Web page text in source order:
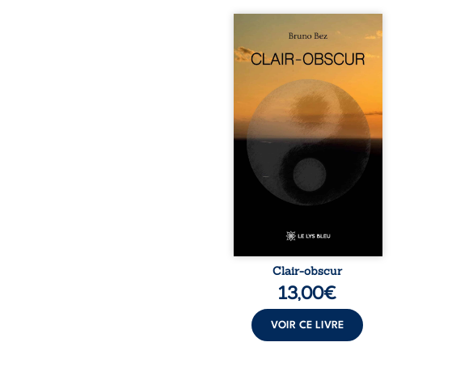
Composé en alexandrins, Clair-
obscur aborde la spiritualité,
les relations humaines, la
partir d’expériences
personnelles. Entre clarté et
obscurité, les poèmes
traduisent les observations et
les ressentis façonnés au fil
d’une vie. Ils portent un regard
sensible sur l’existence et le
monde contemporain, invitant
chacun à questionner ses ...
Clair-obscur
13,00€
VOIR CE LIVRE